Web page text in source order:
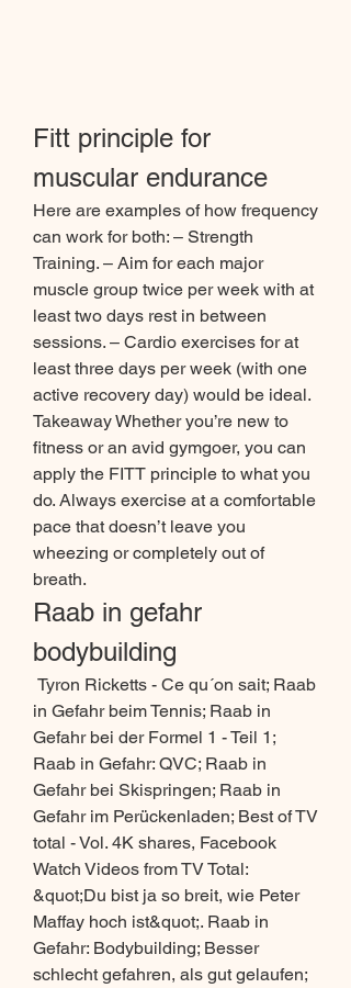
Fitt principle for
muscular endurance
Here are examples of how frequency
can work for both: – Strength
Training. – Aim for each major
muscle group twice per week with at
least two days rest in between
sessions. – Cardio exercises for at
least three days per week (with one
active recovery day) would be ideal.
Takeaway Whether you’re new to
fitness or an avid gymgoer, you can
apply the FITT principle to what you
do. Always exercise at a comfortable
pace that doesn’t leave you
wheezing or completely out of
breath.
Raab in gefahr
bodybuilding
in Gefahr beim Tennis; Raab in
Gefahr bei der Formel 1 - Teil 1;
Raab in Gefahr: QVC; Raab in
Gefahr bei Skispringen; Raab in
Gefahr im Perückenladen; Best of TV
total - Vol. 4K shares, Facebook
Watch Videos from TV Total:
&quot;Du bist ja so breit, wie Peter
Maffay hoch ist&quot;. Raab in
Gefahr: Bodybuilding; Besser
schlecht gefahren, als gut gelaufen;